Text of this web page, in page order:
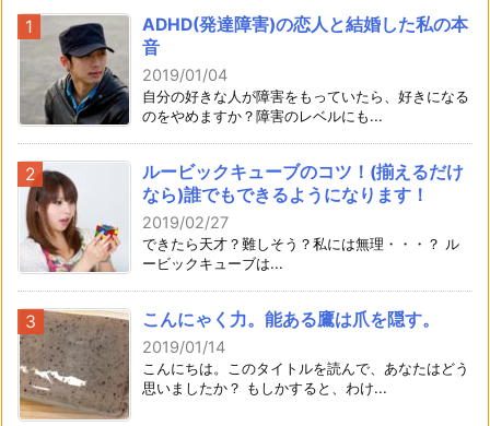
ADHD(発達障害)の恋人と結婚した私の本
音
2019/01/04
自分の好きな人が障害をもっていたら、好きになる
のをやめますか？障害のレベルにも...
ルービックキューブのコツ！(揃えるだけ
なら)誰でもできるようになります！
2019/02/27
できたら天才？難しそう？私には無理・・・？ ル
ービックキューブは...
こんにゃく力。能ある鷹は爪を隠す。
2019/01/14
こんにちは。このタイトルを読んで、あなたはどう
思いましたか？ もしかすると、わけ...